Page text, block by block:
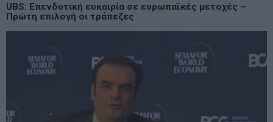
UBS: Επενδυτική ευκαιρία σε ευρωπαϊκές μετοχές –
Πρώτη επιλογή οι τράπεζες